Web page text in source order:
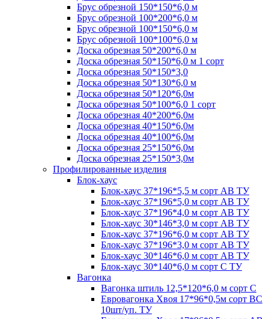
Брус обрезной 150*150*6,0 м
Брус обрезной 100*200*6,0 м
Брус обрезной 100*150*6,0 м
Брус обрезной 100*100*6,0 м
Доска обрезная 50*200*6,0 м
Доска обрезная 50*150*6,0 м 1 сорт
Доска обрезная 50*150*3,0
Доска обрезная 50*130*6,0 м
Доска обрезная 50*120*6,0м
Доска обрезная 50*100*6,0 1 сорт
Доска обрезная 40*200*6,0м
Доска обрезная 40*150*6,0м
Доска обрезная 40*100*6,0м
Доска обрезная 25*150*6,0м
Доска обрезная 25*150*3,0м
Профилированные изделия
Блок-хаус
Блок-хаус 37*196*5,5 м сорт АВ ТУ
Блок-хаус 37*196*5,0 м сорт АВ ТУ
Блок-хаус 37*196*4,0 м сорт АВ ТУ
Блок-хаус 30*146*3,0 м сорт АВ ТУ
Блок-хаус 37*196*6,0 м сорт АВ ТУ
Блок-хаус 37*196*3,0 м сорт АВ ТУ
Блок-хаус 30*146*6,0 м сорт АВ ТУ
Блок-хаус 30*140*6,0 м сорт С ТУ
Вагонка
Вагонка штиль 12,5*120*6,0 м сорт С
Евровагонка Хвоя 17*96*0,5м сорт ВС
10шт/уп. ТУ